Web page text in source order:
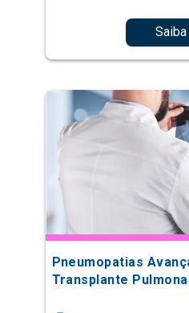
Pneumopatias
Transplante